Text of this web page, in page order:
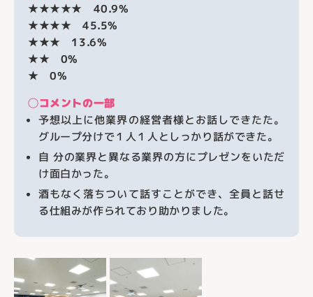
★★★★★ 40.9%
★★★★45.5%
★★★ 13.6%
★★ 0%
★0%
◯コメントの一部
予想以上に他業界の経営者様とお話しできたた。
グループ分けで１人１人としっかり話ができた。
自 分の業界と異なる業界の方にプレゼンをいただ
け面白かった。
酒もなく落ちついて話すことができ、全員と話せ
る仕組みが作られており助かりました。